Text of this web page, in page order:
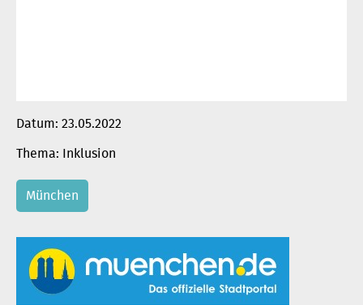
Datum: 23.05.2022
Inklusion
München